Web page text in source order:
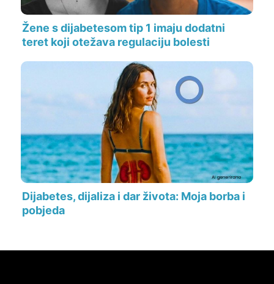
Žene s dijabetesom tip 1 imaju dodatni
teret koji otežava regulaciju bolesti
Dijabetes, dijaliza i dar života: Moja borba i
pobjeda